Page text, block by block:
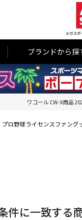
メガス
ブランドから探
ワコール CW-X商品
プロ野球ライセンスファング
件に一致する